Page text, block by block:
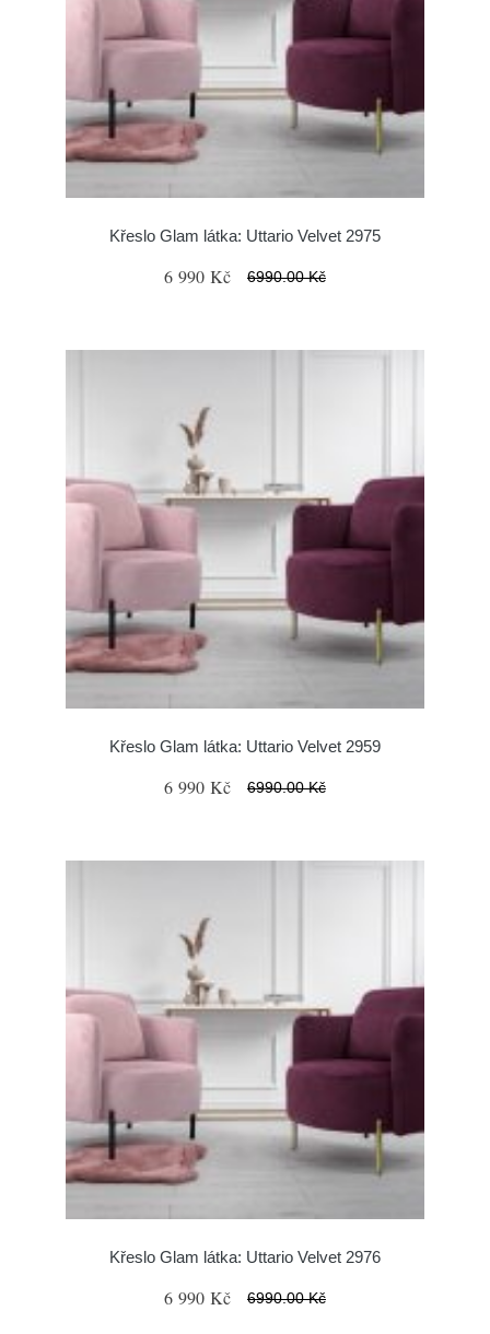
Křeslo Glam látka: Uttario Velvet 2975
6 990 Kč 6990.00 Kč
Křeslo Glam látka: Uttario Velvet 2959
6 990 Kč 6990.00 Kč
Křeslo Glam látka: Uttario Velvet 2976
6 990 Kč 6990.00 Kč